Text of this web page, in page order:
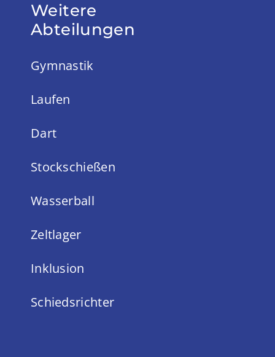
Weitere
Abteilungen
Gymnastik
Laufen
Dart
Stockschießen
Wasserball
Zeltlager
Inklusion
Schiedsrichter